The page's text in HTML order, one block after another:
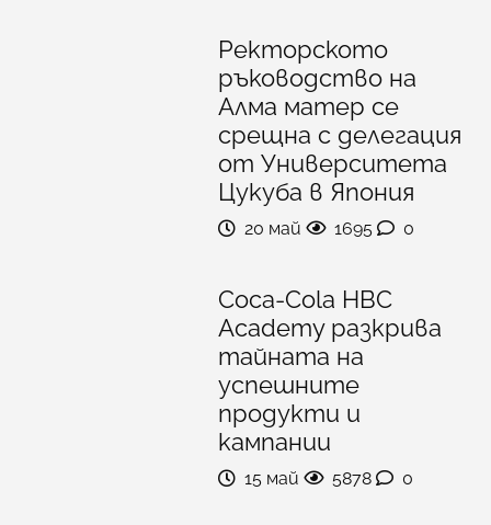
Ректорското
ръководство на
Алма матер се
срещна с делегация
от Университета
Цукуба в Япония
20 май 1695 0
Coca-Cola HBC
Academy разкрива
тайната на
успешните
продукти и
кампании
15 май 5878 0